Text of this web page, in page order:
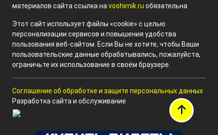
материалов сайта ссылка на voshimik.ru обязательна
Этот сайт использует файлы «cookie» с целью
персонализации сервисов и повышения удобства
пользования веб-сайтом. Если Вы не хотите, чтобы Ваши
пользовательские данные обрабатывались, пожалуйста,
ограничьте их использование в своём браузере.
Соглашение об обработке и защите персональных данных
Разработка сайта и обслуживание